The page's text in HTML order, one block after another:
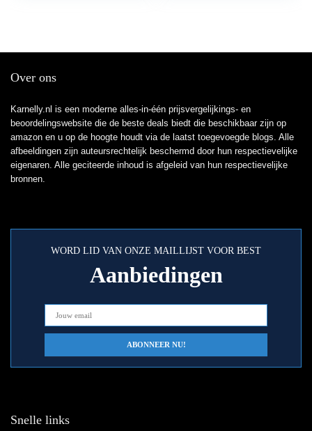
Over ons
Karnelly.nl is een moderne alles-in-één prijsvergelijkings- en
beoordelingswebsite die de beste deals biedt die beschikbaar zijn op
amazon en u op de hoogte houdt via de laatst toegevoegde blogs. Alle
afbeeldingen zijn auteursrechtelijk beschermd door hun respectievelijke
eigenaren. Alle geciteerde inhoud is afgeleid van hun respectievelijke
bronnen.
WORD LID VAN ONZE MAILLIJST VOOR BEST
Aanbiedingen
Snelle links